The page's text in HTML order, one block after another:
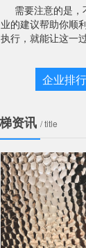
需要注意的是
业的建议帮助你顺
执行，就能让这一
企业排行
资讯 / title